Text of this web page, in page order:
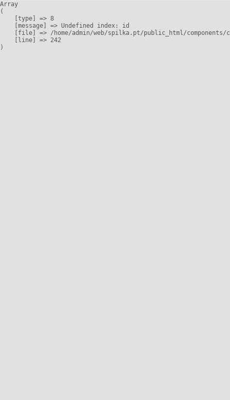
Array
(
    [type] => 8
    [message] => Undefined index: id
[file] => /home/admin/web/spilka.pt/public_html/
    [line] => 242